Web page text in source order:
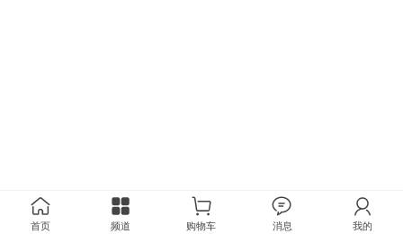
首页 频道 购物车 消息 我的